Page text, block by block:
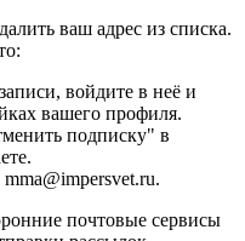
ваш адрес из списка.
войдите в неё и
вашего профиля.
подписку" в
почтовые сервисы